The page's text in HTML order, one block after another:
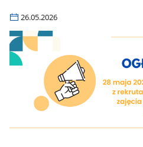
26.05.2026